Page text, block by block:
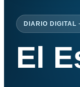
DIARIO DIGITAL
El